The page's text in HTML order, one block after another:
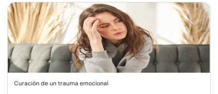
Curación de un trauma emocional